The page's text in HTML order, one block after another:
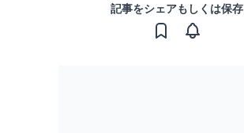
記事をシェアもしくは保存